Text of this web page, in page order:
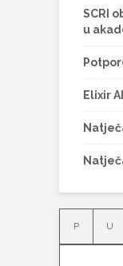
SCRI
u
Elixir
P U